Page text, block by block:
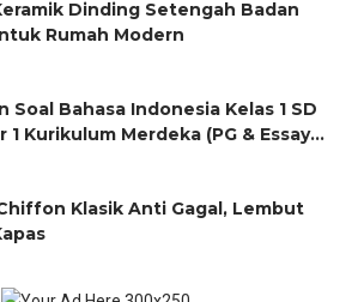
Dinding Setengah Badan
Rumah Modern
Soal Bahasa Indonesia Kelas 1 SD
1 Kurikulum Merdeka (PG & Essay
Klasik Anti Gagal, Lembut